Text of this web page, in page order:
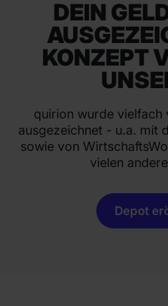
DEIN
KONZEPT
quirion wurde vielfach
ausgezeichnet - u.a. mit
sowie von
vielen
Depot